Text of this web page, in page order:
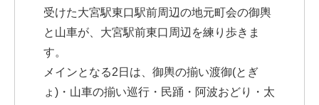
受けた大宮駅東口駅前周辺の地元町会の御輿
と山車が、大宮駅前東口周辺を練り歩きま
す。
メインとなる2日は、御輿の揃い渡御(とぎ
ょ)・山車の揃い巡行・民踊・阿波おどり・太